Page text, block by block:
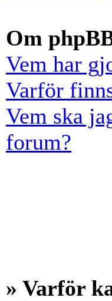
Om
Vem har
Varför
Vem ska
forum?
» Varför